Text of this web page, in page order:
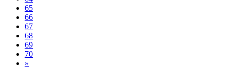
65
66
67
68
69
70
»